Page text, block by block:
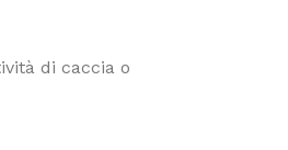
di caccia o